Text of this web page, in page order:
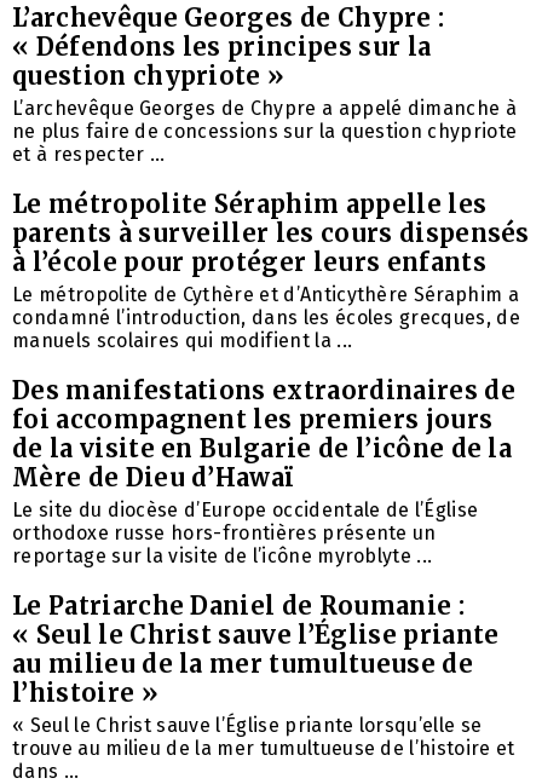
L’archevêque Georges de Chypre :
« Défendons les principes sur la
question chypriote »
L’archevêque Georges de Chypre a appelé dimanche à
ne plus faire de concessions sur la question chypriote
et à respecter ...
Le métropolite Séraphim appelle les
parents à surveiller les cours dispensés
à l’école pour protéger leurs enfants
Le métropolite de Cythère et d’Anticythère Séraphim a
condamné l’introduction, dans les écoles grecques, de
manuels scolaires qui modifient la ...
Des manifestations extraordinaires de
foi accompagnent les premiers jours
de la visite en Bulgarie de l’icône de la
Mère de Dieu d’Hawaï
Le site du diocèse d’Europe occidentale de l’Église
orthodoxe russe hors-frontières présente un
reportage sur la visite de l’icône myroblyte ...
Le Patriarche Daniel de Roumanie :
« Seul le Christ sauve l’Église priante
au milieu de la mer tumultueuse de
l’histoire »
« Seul le Christ sauve l’Église priante lorsqu’elle se
trouve au milieu de la mer tumultueuse de l’histoire et
dans ...